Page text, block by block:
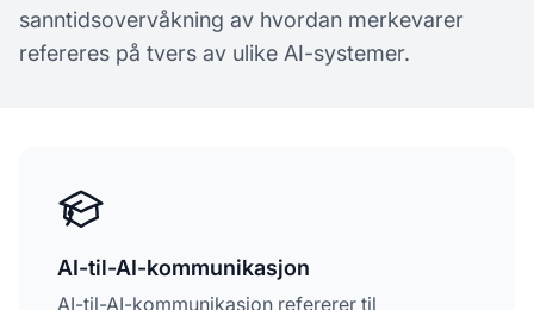
sanntidsovervåkning av hvordan merkevarer
refereres på tvers av ulike AI-systemer.
AI-til-AI-kommunikasjon
AI-til-AI-kommunikasjon refererer til